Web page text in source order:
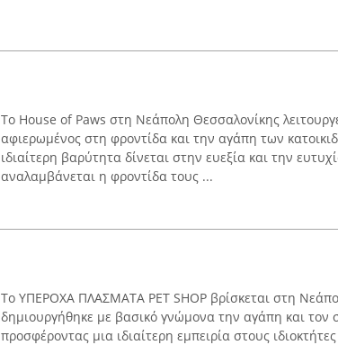
Το House of Paws στη Νεάπολη Θεσσαλονίκης
αφιερωμένος στη φροντίδα και την αγάπη των
ιδιαίτερη βαρύτητα δίνεται στην ευεξία και την
αναλαμβάνεται η φροντίδα τους ...
Το ΥΠΕΡΟΧΑ ΠΛΑΣΜΑΤΑ PET SHOP βρίσκεται στη
δημιουργήθηκε με βασικό γνώμονα την αγάπη και
προσφέροντας μια ιδιαίτερη εμπειρία στους